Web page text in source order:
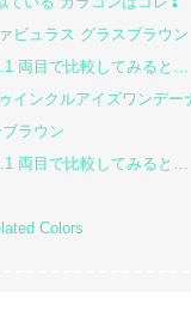
ビュラス グラスブラウン
両目で比較してみると…
インクルアイズワンデー
ラウン
両目で比較してみると…
Colors